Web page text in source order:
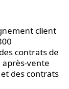
client
contrats de
vente
des contrats